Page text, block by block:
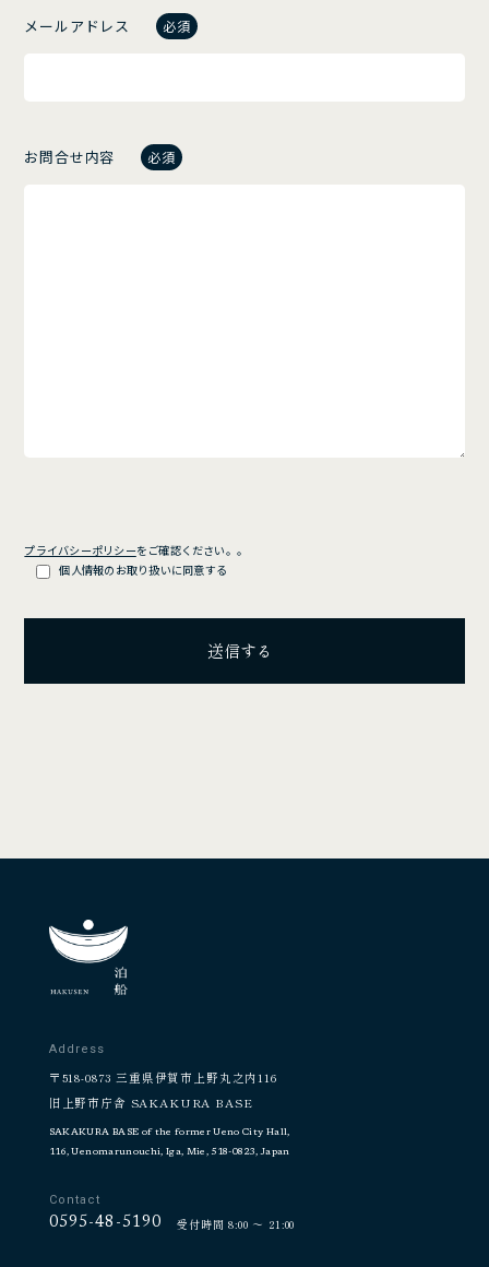
メールアドレス 必須
お問合せ内容 必須
プライバシーポリシーをご確認ください。。
個人情報のお取り扱いに同意する
送信する
Address
〒518-0873 三重県伊賀市上野丸之内116
旧上野市庁舎 SAKAKURA BASE
SAKAKURA BASE of the former Ueno City Hall,
116, Uenomarunouchi, Iga, Mie, 518-0823, Japan
Contact
0595-48-5190 受付時間 8:00 ～ 21:00